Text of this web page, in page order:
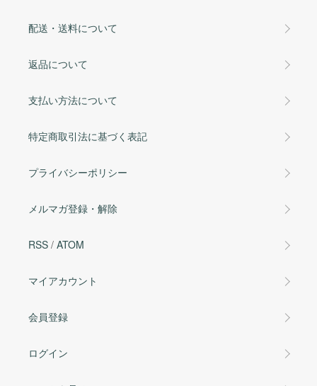
配送・送料について
返品について
支払い方法について
特定商取引法に基づく表記
プライバシーポリシー
メルマガ登録・解除
RSS / ATOM
マイアカウント
会員登録
ログイン